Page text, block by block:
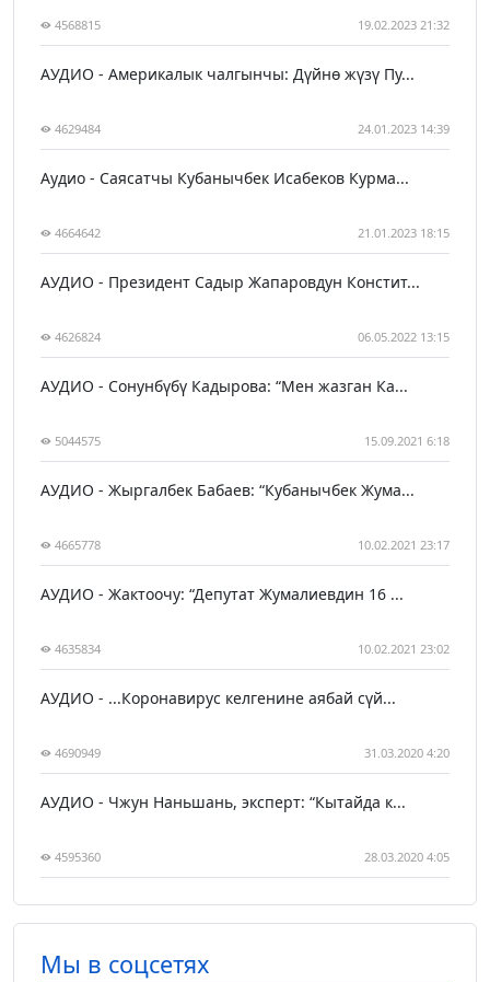
4568815 19.02.2023 21:32
АУДИО - Америкалык чалгынчы: Дүйнө жүзү Пу...
4629484 24.01.2023 14:39
Аудио - Саясатчы Кубанычбек Исабеков Курма...
4664642 21.01.2023 18:15
АУДИО - Президент Садыр Жапаровдун Констит...
4626824 06.05.2022 13:15
АУДИО - Сонунбүбү Кадырова: “Мен жазган Ка...
5044575 15.09.2021 6:18
АУДИО - Жыргалбек Бабаев: “Кубанычбек Жума...
4665778 10.02.2021 23:17
АУДИО - Жактоочу: “Депутат Жумалиевдин 16 ...
4635834 10.02.2021 23:02
АУДИО - ...Коронавирус келгенине аябай сүй...
4690949 31.03.2020 4:20
АУДИО - Чжун Наньшань, эксперт: “Кытайда к...
4595360 28.03.2020 4:05
Мы в соцсетях